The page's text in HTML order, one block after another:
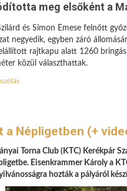
meg elsőként a
és Simon Emese felnőtt
negyedik, egyben záró
rajtkapu alatt 1260
közül választhattak.
a Népligetben (+
Torna Club (KTC) Kerékpár
Eisenkrammer Károly a
hozták a pályáról